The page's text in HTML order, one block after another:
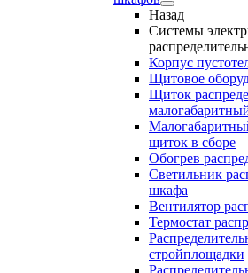
Назад
Системы
Корпус
Щитовое
Щиток
щиток в сборе
Обогрев
Светильник
шкафа
Вентилятор
Термостат
стройплощадки